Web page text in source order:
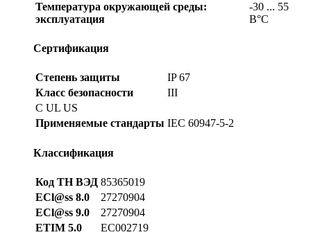
Температура окружающей среды:
эксплуатация
-30 ... 55
В°C
Сертификация
Степень защиты
IP 67
Класс безопасности
III
C UL US
Применяемые стандарты IEC 60947-5-2
Классификация
Код ТН ВЭД 85365019
ECl@ss 8.0
27270904
ECl@ss 9.0
27270904
ETIM 5.0
EC002719